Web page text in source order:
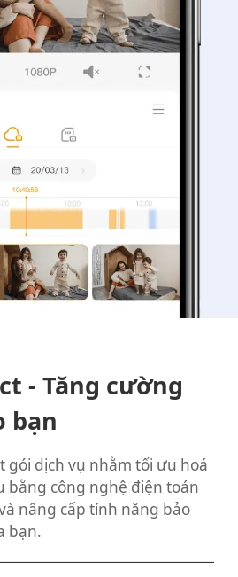
- Tăng cường
bạn
gói dịch vụ nhằm tối ưu hoá
bằng công nghệ điện toán
nâng cấp tính năng bảo
bạn.